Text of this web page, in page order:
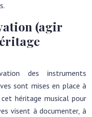
(agir
des instruments
sont mises en place à
héritage musical pour
visent à documenter, à